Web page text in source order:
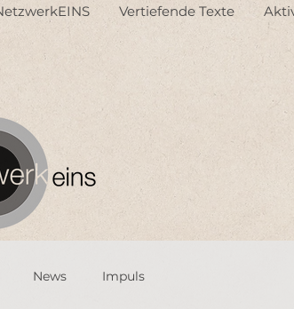
Vertiefende Texte
News Impuls